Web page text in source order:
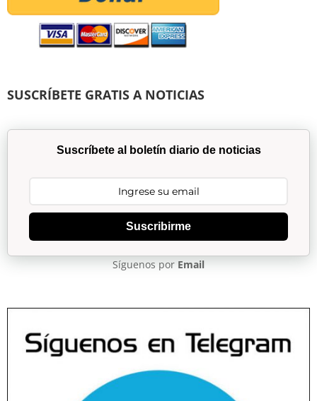
SUSCRÍBETE GRATIS A NOTICIAS
Suscríbete al boletín diario de noticias
Suscribirme
Síguenos por Email